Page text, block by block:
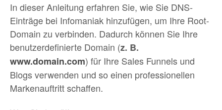
In dieser Anleitung erfahren Sie, wie Sie DNS-
Einträge bei Infomaniak hinzufügen, um Ihre Root-
Domain zu verbinden. Dadurch können Sie Ihre
benutzerdefinierte Domain (z. B.
www.domain.com) für Ihre Sales Funnels und
Blogs verwenden und so einen professionellen
Markenauftritt schaffen.